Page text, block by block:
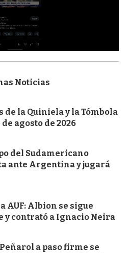
Noticias
de la Quiniela y la Tómbola
agosto de 2026
del Sudamericano
ante Argentina y jugará
AUF: Albion se sigue
y contrató a Ignacio Neira
a paso firme se